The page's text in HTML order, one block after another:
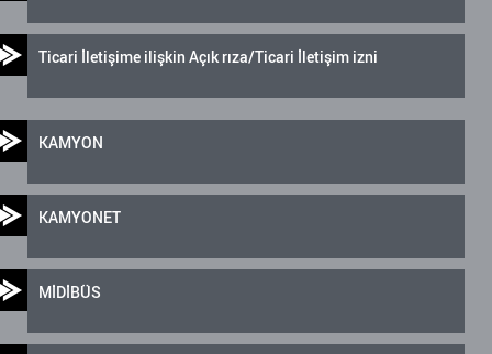
Ticari İletişime ilişkin Açık rıza/Ticari İletişim izni
KAMYON
KAMYONET
MİDİBÜS